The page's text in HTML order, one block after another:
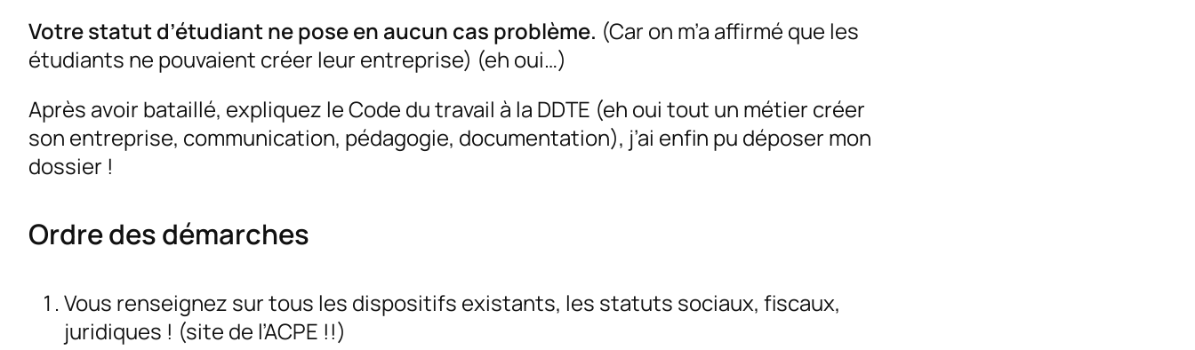
Votre statut d’étudiant ne pose en aucun cas problème. (Car on m’a affirmé que les
étudiants ne pouvaient créer leur entreprise) (eh oui…)
Après avoir bataillé, expliquez le Code du travail à la DDTE (eh oui tout un métier créer
son entreprise, communication, pédagogie, documentation), j’ai enfin pu déposer mon
dossier !
Ordre des démarches
Vous renseignez sur tous les dispositifs existants, les statuts sociaux, fiscaux,
juridiques ! (site de l’ACPE !!)